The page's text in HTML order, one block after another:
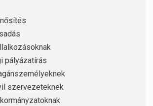
pályázatírás
szervezeteknek